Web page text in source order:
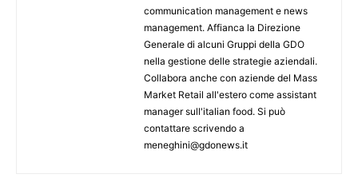
communication management e news
management. Affianca la Direzione
Generale di alcuni Gruppi della GDO
nella gestione delle strategie aziendali.
Collabora anche con aziende del Mass
Market Retail all'estero come assistant
manager sull'italian food. Si può
contattare scrivendo a
meneghini@gdonews.it